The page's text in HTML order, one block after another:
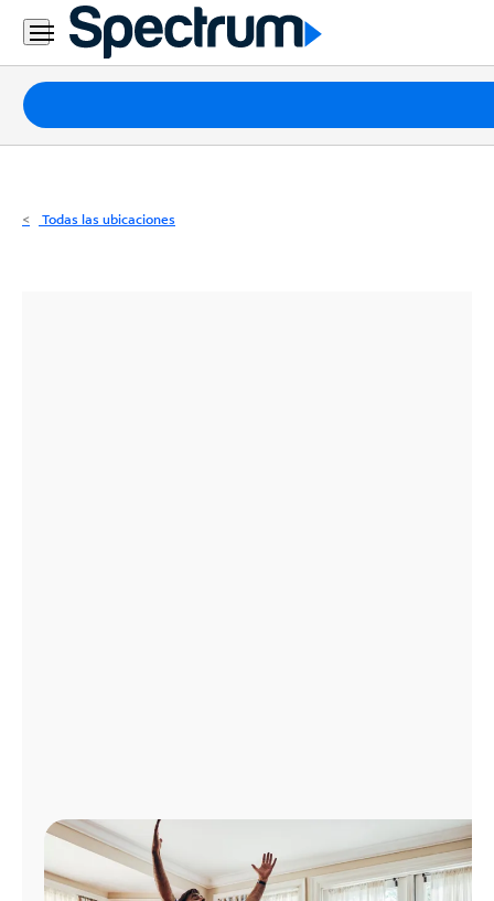
Residencial
Business
Paquetes
Internet
Todas las ubicaciones